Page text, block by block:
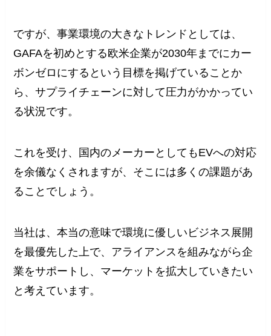
ですが、事業環境の大きなトレンドとしては、
GAFAを初めとする欧米企業が2030年までにカー
ボンゼロにするという目標を掲げていることか
ら、サプライチェーンに対して圧力がかかってい
る状況です。
これを受け、国内のメーカーとしてもEVへの対応
を余儀なくされますが、そこには多くの課題があ
ることでしょう。
当社は、本当の意味で環境に優しいビジネス展開
を最優先した上で、アライアンスを組みながら企
業をサポートし、マーケットを拡大していきたい
と考えています。